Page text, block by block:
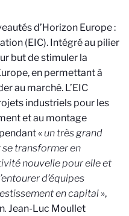
d’Horizon Europe :
(EIC). Intégré au pilier
but de stimuler la
en permettant à
au marché. L’EIC
industriels pour les
et au montage
« un très grand
transformer en
nouvelle pour elle et
d’équipes
en capital »,
. Jean-Luc Moullet